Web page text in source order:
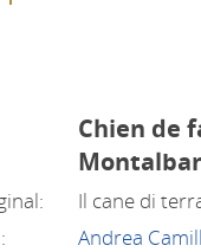
Chien de
Il cane di
Andrea